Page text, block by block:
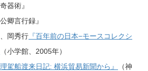
器術』
卿言行録』
岡秀行 『百年前の日本−モースコレクシ
（小学館、2005年）
理駕船渡来日記: 横浜貿易新聞から』
（神